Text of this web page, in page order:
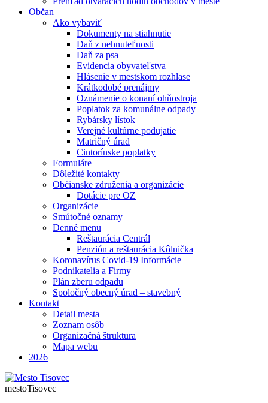
Občan
Ako vybaviť
Dokumenty na stiahnutie
Daň z nehnuteľnosti
Daň za psa
Evidencia obyvateľstva
Hlásenie v mestskom rozhlase
Krátkodobé prenájmy
Oznámenie o konaní ohňostroja
Poplatok za komunálne odpady
Rybársky lístok
Verejné kultúrne podujatie
Matričný úrad
Cintorínske poplatky
Formuláre
Dôležité kontakty
Občianske združenia a organizácie
Dotácie pre OZ
Organizácie
Smútočné oznamy
Denné menu
Reštaurácia Centrál
Penzión a reštaurácia Kôlnička
Koronavírus Covid-19 Informácie
Podnikatelia a Firmy
Plán zberu odpadu
Spoločný obecný úrad – stavebný
Kontakt
Detail mesta
Zoznam osôb
Organizačná štruktura
Mapa webu
2026
mestoTisovec